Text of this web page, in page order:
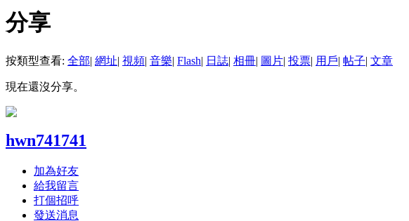
分享
按類型查看: 全部| 網址| 視頻| 音樂| Flash| 日誌| 相冊| 圖片| 投票| 用戶| 帖子| 文章
現在還沒分享。
hwn741741
加為好友
給我留言
打個招呼
發送消息